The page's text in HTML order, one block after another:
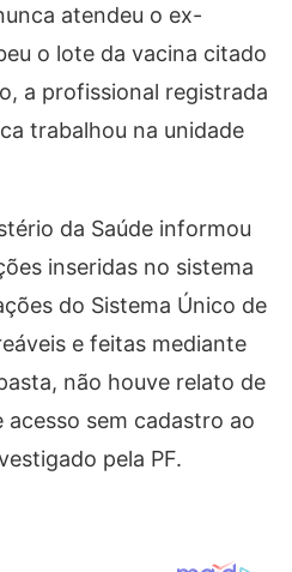
atendeu o ex-
o lote da vacina citado
a profissional registrada
trabalhou na unidade
da Saúde informou
inseridas no sistema
do Sistema Único de
e feitas mediante
não houve relato de
sem cadastro ao
pela PF.